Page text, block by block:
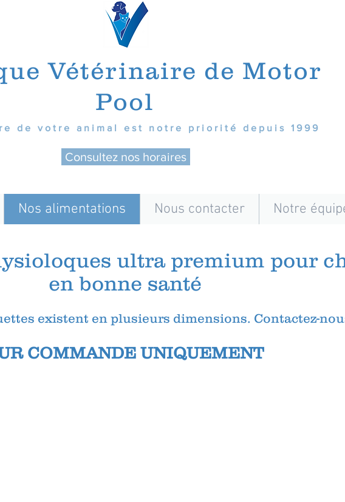
Vétérinaire de Motor
Pool
de votre animal est notre priorité depuis 1999
Consultez nos horaires
Nos alimentations Nous contacter Notre
ultra premium pour
en bonne santé
existent en plusieurs dimensions. Contactez-
COMMANDE UNIQUEMENT